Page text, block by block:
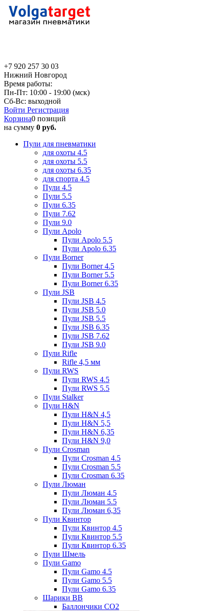
+7 920 257 30 03
Нижний Новгород
Время работы:
Пн-Пт: 10:00 - 19:00 (мск)
Сб-Вс: выходной
Войти Регистрация
Корзина0 позиций
на сумму 0 руб.
Пули для пневматики
для охоты 4.5
для охоты 5.5
для охоты 6.35
для спорта 4.5
Пули 4.5
Пули 5.5
Пули 6.35
Пули 7.62
Пули 9.0
Пули Apolo
Пули Apolo 5.5
Пули Apolo 6.35
Пули Borner
Пули Borner 4.5
Пули Borner 5.5
Пули Borner 6.35
Пули JSB
Пули JSB 4.5
Пули JSB 5.0
Пули JSB 5.5
Пули JSB 6.35
Пули JSB 7.62
Пули JSB 9.0
Пули Rifle
Rifle 4,5 мм
Пули RWS
Пули RWS 4.5
Пули RWS 5.5
Пули Stalker
Пули H&N
Пули H&N 4,5
Пули H&N 5,5
Пули H&N 6,35
Пули H&N 9,0
Пули Crosman
Пули Crosman 4.5
Пули Crosman 5.5
Пули Crosman 6.35
Пули Люман
Пули Люман 4.5
Пули Люман 5.5
Пули Люман 6,35
Пули Квинтор
Пули Квинтор 4.5
Пули Квинтор 5.5
Пули Квинтор 6.35
Пули Шмель
Пули Gamo
Пули Gamo 4.5
Пули Gamo 5.5
Пули Gamo 6.35
Шарики BB
Баллончики CO2